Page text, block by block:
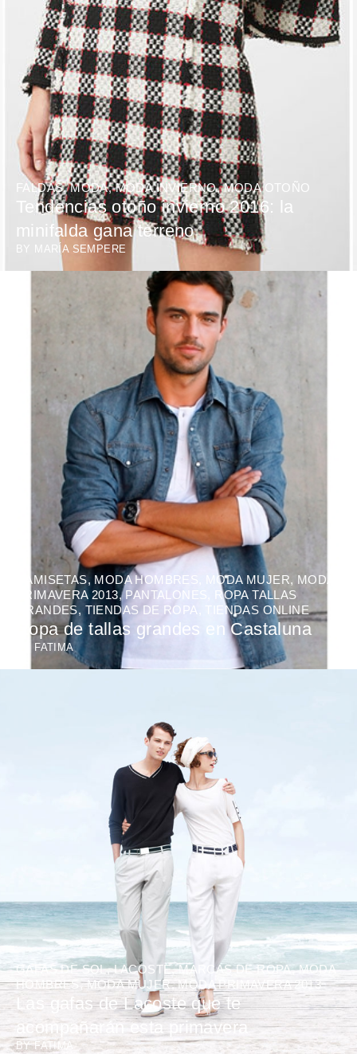
FALDAS,MODA,MODA INVIERNO,MODA OTOÑO
Tendencias otoño invierno 2016: la
minifalda gana terreno
BY MARÍA SEMPERE
CAMISETAS, MODA HOMBRES MODA MUJER, MODA
PRIMAVERA 2013,PANTALONES
ROPA TALLAS
GRANDES, TIENDAS DE ROPA TIENDAS ONLINE
Ropa de tallas grandes en Castaluna
FATIMA
GAFAS DE SOL,LACOSTE,MARCAS DE ROPA,MODA
HOMBRES ,MODA MUJER,MODA PRIMAVERA 2013
Las gafas de Lacoste que te
acompañarán esta primavera
BYFATIMA